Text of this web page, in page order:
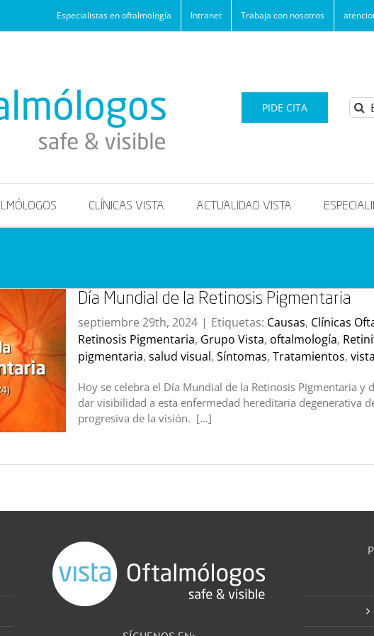
Especialistas en oftalmología Intranet Trabaja con nosotros
PIDE CITA
CLÍNICAS VISTA ACTUALIDAD VISTA
Día Mundial de la Retinosis Pigmentaria
septiembre 29th, 2024 | Etiquetas: Causas, Clínicas
Retinosis Pigmentaria, Grupo Vista, oftalmología,
pigmentaria, salud visual, Síntomas, Tratamientos,
Hoy se celebra el Día Mundial de la Retinosis Pigmentaria y
dar visibilidad a esta enfermedad hereditaria degenerativa
progresiva de la visión. […]